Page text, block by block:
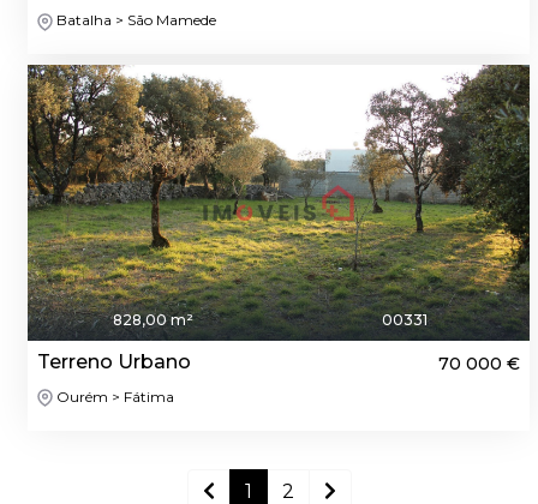
Batalha > São Mamede
828,00 m² 00331
Terreno Urbano 70 000 €
Ourém > Fátima
1 2